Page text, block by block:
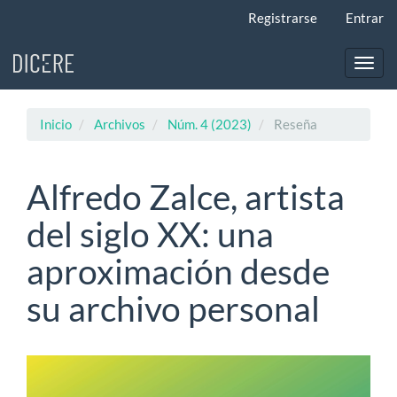
principal
Registrarse Entrar
Inicio Archivos Núm. 4 (2023) Reseña
Alfredo Zalce, artista
del siglo XX: una
aproximación desde
su archivo personal